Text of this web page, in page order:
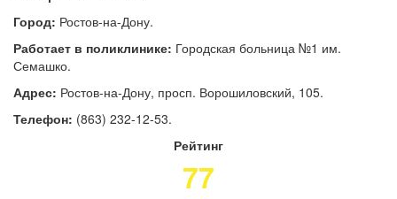
Город: Ростов-на-Дону.
Работает в поликлинике: Городская больница №1 им.
Семашко.
Адрес: Ростов-на-Дону, просп. Ворошиловский, 105.
Телефон: (863) 232-12-53.
Рейтинг
77